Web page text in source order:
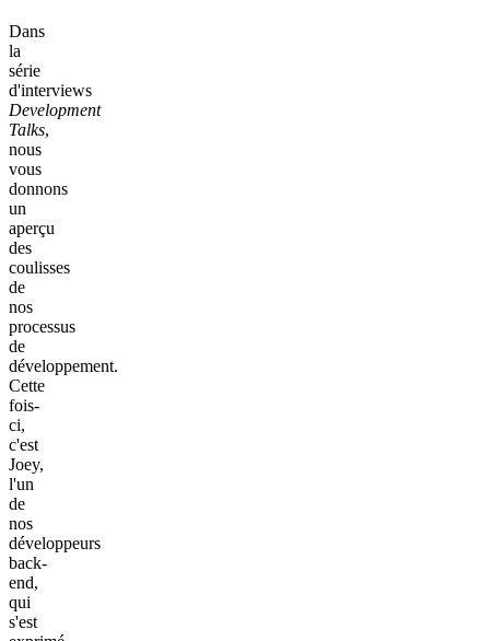
Dans
la
série
d'interviews
Development
Talks,
nous
vous
donnons
un
aperçu
des
coulisses
de
nos
processus
de
développement.
Cette
fois-
ci,
c'est
Joey,
l'un
de
nos
développeurs
back-
end,
qui
s'est